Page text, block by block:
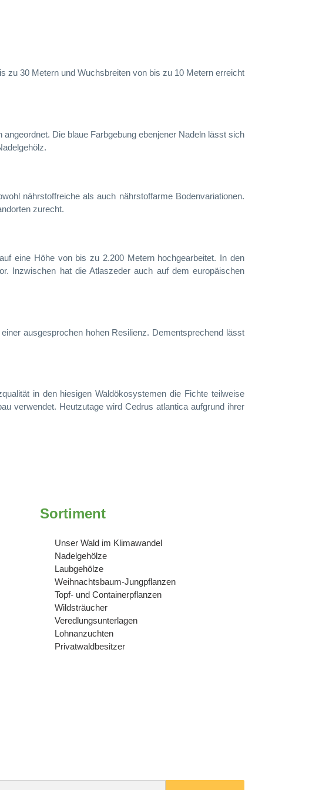
zu 30 Metern und Wuchsbreiten von bis zu 10 Metern erreicht
Die blaue Farbgebung ebenjener Nadeln lässt sich
nährstoffreiche als auch nährstoffarme Bodenvariationen.
zurecht.
eine Höhe von bis zu 2.200 Metern hochgearbeitet. In den
Inzwischen hat die Atlaszeder auch auf dem europäischen
ausgesprochen hohen Resilienz. Dementsprechend lässt
in den hiesigen Waldökosystemen die Fichte teilweise
verwendet. Heutzutage wird Cedrus atlantica aufgrund ihrer
Sortiment
Unser Wald im Klimawandel
Nadelgehölze
Laubgehölze
Weihnachtsbaum-Jungpflanzen
Topf- und Containerpflanzen
Wildsträucher
Veredlungsunterlagen
Lohnanzuchten
Privatwaldbesitzer